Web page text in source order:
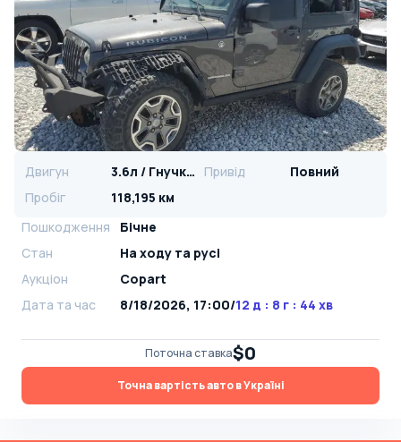
Двигун 3.6л / Гнучке паливо Привід
Повний
Пробіг
118,195 км
Пошкодження
Бічне
Стан
На ​​ходу та русі
Аукціон
Copart
Дата та час
8/18/2026, 17:00/12 д : 8 г : 44 хв
Поточна ставка$0
Точна вартість авто в Україні